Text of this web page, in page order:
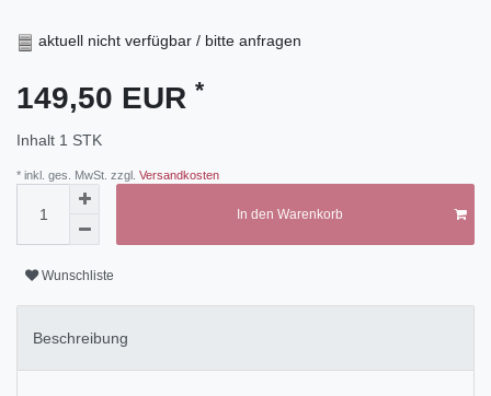
aktuell nicht verfügbar / bitte anfragen
149,50 EUR *
Inhalt 1 STK
* inkl. ges. MwSt. zzgl. Versandkosten
In den Warenkorb
Wunschliste
Beschreibung